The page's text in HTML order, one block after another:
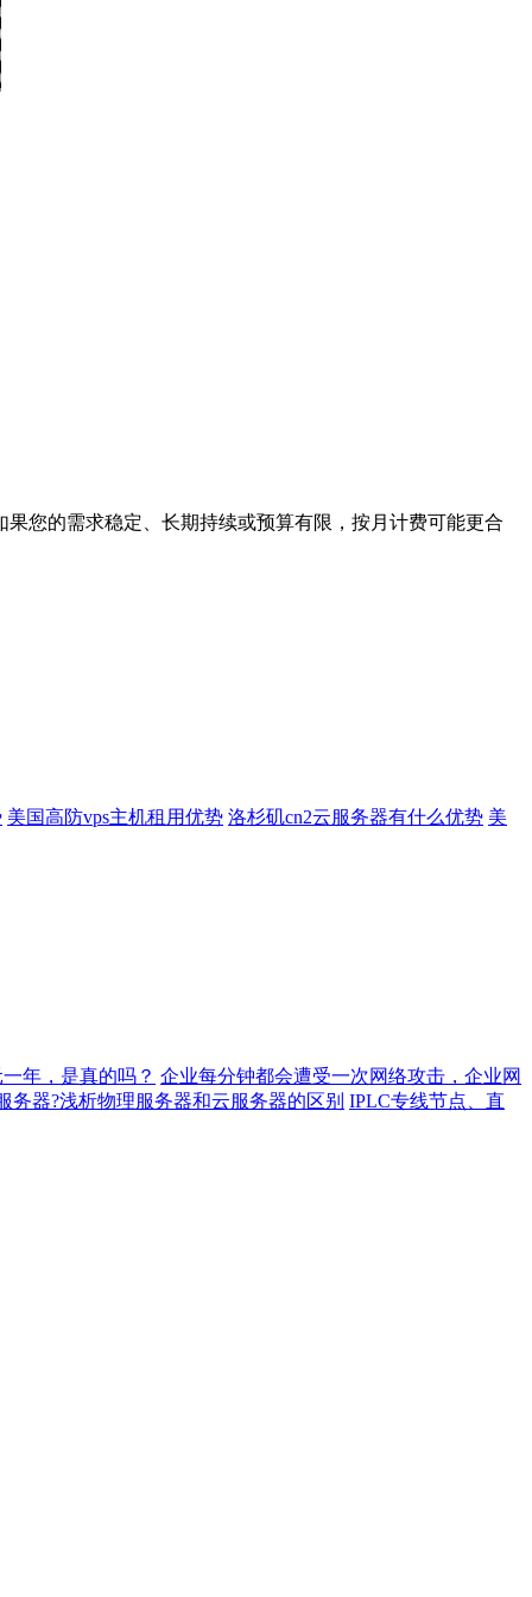
您的需求稳定、长期持续或预算有限，按月计费可能更合
美国高防vps主机租用优势 洛杉矶cn2云服务器有什么优势 美
年，是真的吗？ 企业每分钟都会遭受一次网络攻击，企业网
务器?浅析物理服务器和云服务器的区别 IPLC专线节点、直